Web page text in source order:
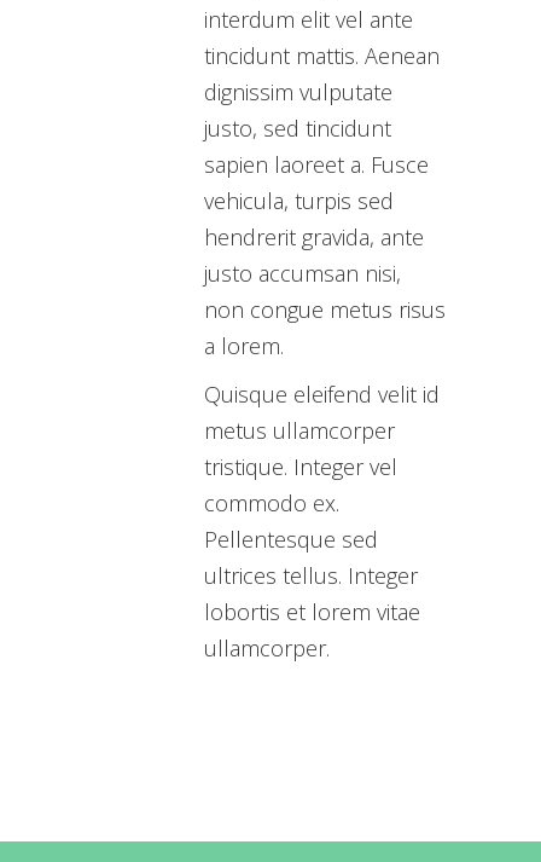
interdum elit vel ante
tincidunt mattis. Aenean
dignissim vulputate
justo, sed tincidunt
sapien laoreet a. Fusce
vehicula, turpis sed
hendrerit gravida, ante
justo accumsan nisi,
non congue metus risus
a lorem.
Quisque eleifend velit id
metus ullamcorper
tristique. Integer vel
commodo ex.
Pellentesque sed
ultrices tellus. Integer
lobortis et lorem vitae
ullamcorper.